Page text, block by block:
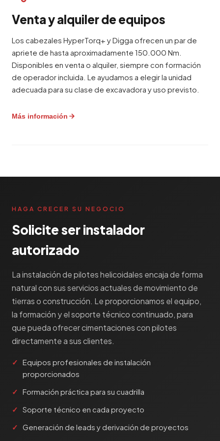
Apoyo en el estudio del
emplazamiento
Cuando hay datos de estudio geotécnico
disponibles, nuestros ingenieros recomiendan la
solución de pilote adecuada para su obra.
y estamos encantados de ayudarle a ponerlo en
Paalupiste trabaja directamente con sus
recibe fichas técnicas, especificaciones de
instalación y detalles constructivos para integrar
en el diseño estructural global. Toda la
documentación se entrega en formatos
Del concepto al plan de instalación
El proceso de diseño cubre desde la selección
inicial del pilote hasta un plan de instalación
finalizado con coordenadas, tipos de pilote y
valores de par objetivo. Una documentación clara
garantiza un tránsito fluido del diseño a la
instalación.
Venta y alquiler de equipos
Los cabezales HyperTorq+ y Digga ofrecen un par de
apriete de hasta aproximadamente 150.000 Nm.
Disponibles en venta o alquiler, siempre con formación
de operador incluida. Le ayudamos a elegir la unidad
adecuada para su clase de excavadora y uso previsto.
Más información
helicoidales. La gama incluye taladros eléctricos
adaptadores para máquinas y pilotes de todos
los tamaños.
Cabezales Digga
Como distribuidor autorizado de Digga,
Paalupiste suministra la gama completa de
cabezales planetarios Digga. Son unidades
probadas en todo el mundo con decenas de
miles de instalaciones. Su equipo Digga incluye
repuestos y asistencia técnica del equipo de
servicio de Paalupiste.
Equipos manuales
Para proyectos más pequeños e instalaciones
HAGA CRECER SU NEGOCIO
Solicite ser instalador
autorizado
La instalación de pilotes helicoidales encaja de forma
natural con sus servicios actuales de movimiento de
tierras o construcción. Le proporcionamos el equipo,
la formación y el soporte técnico continuado, para
que pueda ofrecer cimentaciones con pilotes
directamente a sus clientes.
Equipos profesionales de instalación
proporcionados
Formación práctica para su cuadrilla
Soporte técnico en cada proyecto
Generación de leads y derivación de proyectos